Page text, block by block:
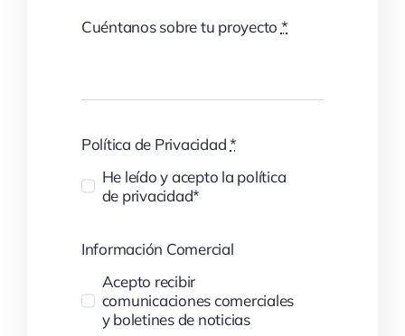
Cuéntanos sobre tu proyecto *
Política de Privacidad*
He leído y acepto la política
de privacidad*
Información Comercial
Acepto recibir
comunicaciones comerciales
y boletines de noticias